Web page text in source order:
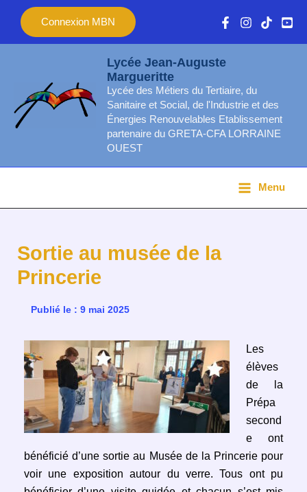
contenu
Connexion MBN
Lycée Jean-Auguste
Margueritte
Lycée des Métiers du Tertiaire, du
Sanitaire et Social, de l'Industrie et des
Énergies Renouvelables Etablissement
partenaire du GRETA-CFA LORRAINE
OUEST
Main
Menu
Menu
Sortie au musée de la
Princerie
Publié le : 9 mai 2025
Les
élèves
de la
Prépa
second
e ont
bénéficié d’une sortie au Musée de la Princerie pour
voir une exposition autour du verre. Tous ont pu